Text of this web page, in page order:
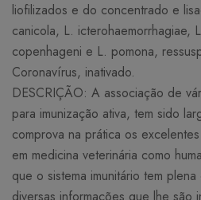
liofilizados e do concentrado e
canicola, L. icterohaemorrhagiae,
copenhageni e L. pomona,
Coronavírus, inativado.
DESCRIÇÃO: A associação de
para imunização ativa, tem sido
comprova na prática os
em medicina veterinária como
que o sistema imunitário tem